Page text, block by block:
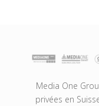
Media One
privées en